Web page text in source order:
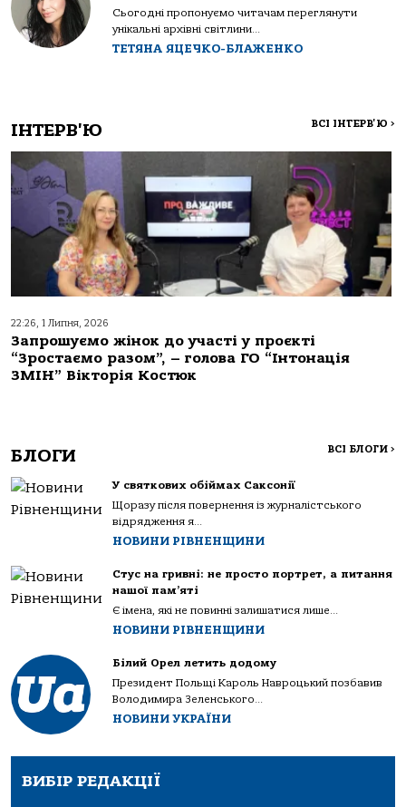
Сьогодні пропонуємо читачам переглянути
унікальні архівні світлини...
ТЕТЯНА ЯЦЕЧКО-БЛАЖЕНКО
ІНТЕРВ'Ю ВСІ ІНТЕРВ'Ю >
22:26, 1 Липня, 2026
Запрошуємо жінок до участі у проєкті
“Зростаємо разом”, – голова ГО “Інтонація
ЗМІН” Вікторія Костюк
БЛОГИ ВСІ БЛОГИ >
У святкових обіймах Саксонії
Щоразу після повернення із журналістського
відрядження я...
НОВИНИ РІВНЕНЩИНИ
Стус на гривні: не просто портрет, а питання
нашої пам’яті
Є імена, які не повинні залишатися лише...
НОВИНИ РІВНЕНЩИНИ
Білий Орел летить додому
Президент Польщі Кароль Навроцький позбавив
Володимира Зеленського...
НОВИНИ УКРАЇНИ
ВИБІР РЕДАКЦІЇ